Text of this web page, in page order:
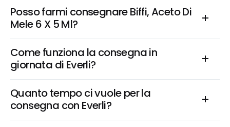
Posso farmi consegnare Biffi, Aceto Di
Mele 6 X 5 Ml?
Come funziona la consegna in
giornata di Everli?
Quanto tempo ci vuole per la
consegna con Everli?